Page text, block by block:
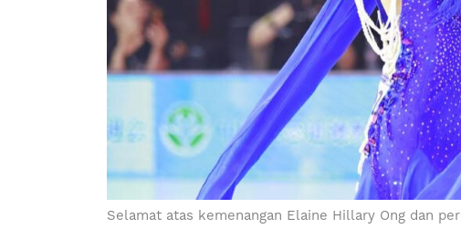
Selamat atas kemenangan Elaine Hillary Ong dan